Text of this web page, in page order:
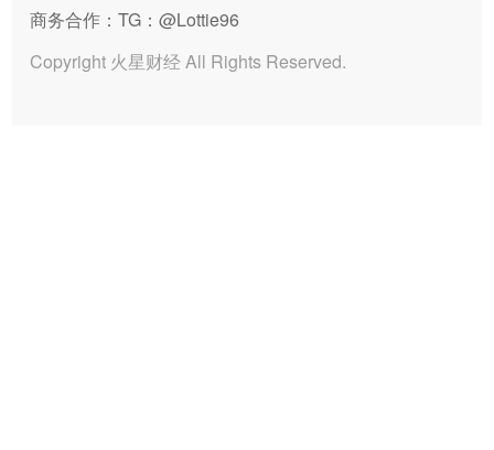
商务合作 ：TG：@Lottie96
Copyright 火星财经 All Rights Reserved.